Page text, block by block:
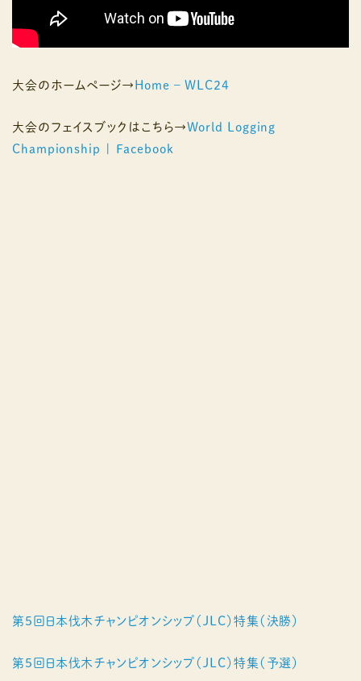
大会のホームページ→ Home – WLC24
大会のフェイスブックはこちら→World Logging
Championship | Facebook
第５回日本伐木チャンピオンシップ（JLC）特集（決勝）
第５回日本伐木チャンピオンシップ（JLC）特集（予選）